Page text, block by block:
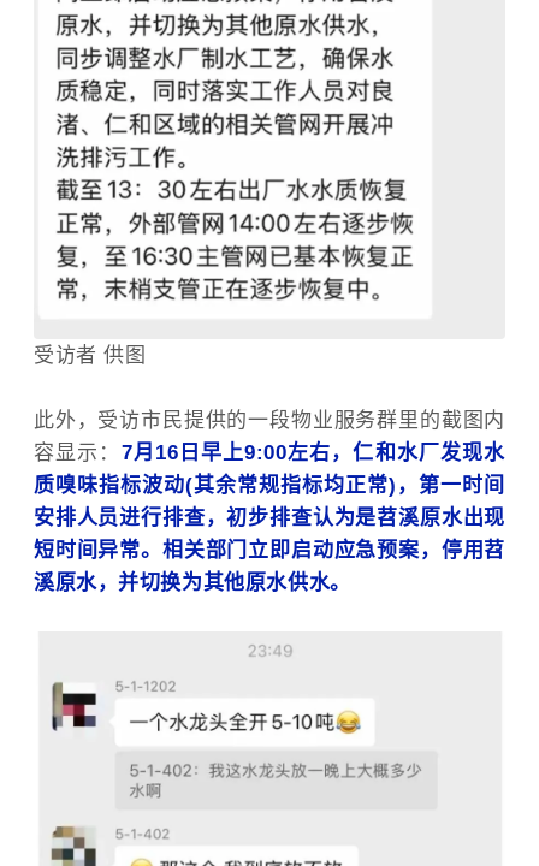
受访者 供图
此外，受访市民提供的一段物业服务群里的截图内
容显示： 7月16日早上9:00左右，仁和水厂发现水
质嗅味指标波动(其余常规指标均正常)，第一时间
安排人员进行排查，初步排查认为是苕溪原水出现
短时间异常。相关部门立即启动应急预案，停用苕
溪原水，并切换为其他原水供水。